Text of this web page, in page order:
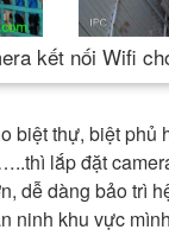
kết nối Wifi
biệt thự, biệt
lắp đặt
dễ dàng bảo trì
ninh khu vực